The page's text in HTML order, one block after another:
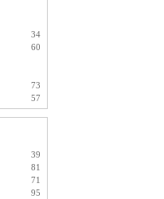
34
60
73
57
39
81
71
95